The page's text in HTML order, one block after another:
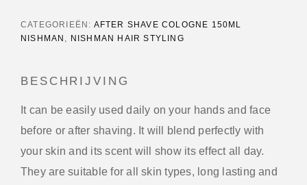
CATEGORIEËN: AFTER SHAVE COLOGNE 150ML
NISHMAN , NISHMAN HAIR STYLING
BESCHRIJVING
It can be easily used daily on your hands and face
before or after shaving. It will blend perfectly with
your skin and its scent will show its effect all day.
They are suitable for all skin types, long lasting and